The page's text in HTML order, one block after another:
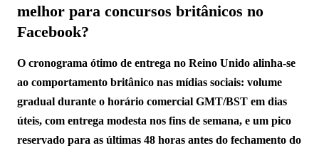
melhor para concursos britânicos no
Facebook?
O cronograma ótimo de entrega no Reino Unido alinha-se
ao comportamento britânico nas mídias sociais: volume
gradual durante o horário comercial GMT/BST em dias
úteis, com entrega modesta nos fins de semana, e um pico
reservado para as últimas 48 horas antes do fechamento do